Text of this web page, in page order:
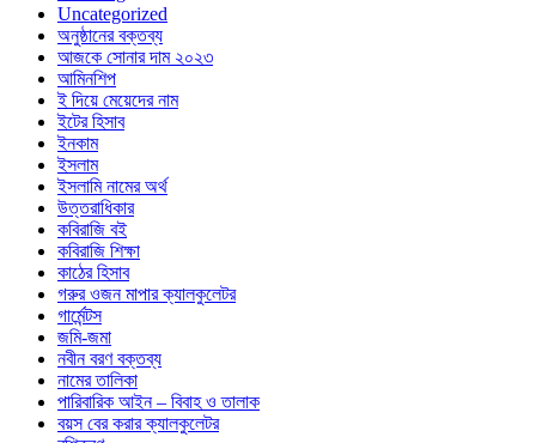
Uncategorized
অনুষ্ঠানের বক্তব্য
আজকে সোনার দাম ২০২৩
আমিনশিপ
ই দিয়ে মেয়েদের নাম
ইটের হিসাব
ইনকাম
ইসলাম
ইসলামি নামের অর্থ
উত্তরাধিকার
কবিরাজি বই
কবিরাজি শিক্ষা
কাঠের হিসাব
গরুর ওজন মাপার ক্যালকুলেটর
গার্মেন্টস
জমি-জমা
নবীন বরণ বক্তব্য
নামের তালিকা
পারিবারিক আইন – বিবাহ ও তালাক
বয়স বের করার ক্যালকুলেটর